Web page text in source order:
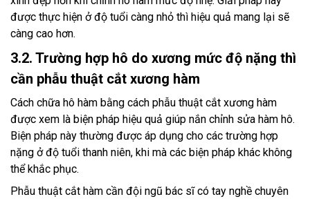
được thực hiện ở độ tuổi càng nhỏ thì hiệu quả mang lại sẽ
càng cao hơn.
3.2. Trường hợp hô do xương mức độ nặng thì
cần phẫu thuật cắt xương hàm
Cách chữa hô hàm bằng cách phẫu thuật cắt xương hàm
được xem là biện pháp hiệu quả giúp nắn chỉnh sửa hàm hô.
Biện pháp này thường được áp dụng cho các trường hợp
nặng ở độ tuổi thanh niên, khi mà các biện pháp khác không
thể khắc phục.
Phẫu thuật cắt hàm cần đội ngũ bác sĩ có tay nghề chuyên